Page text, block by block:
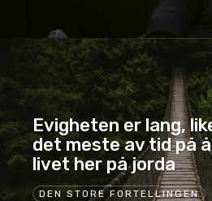
DEN STORE FORTELLINGEN
Evigheten er lang,
det meste av tid på
livet her på jorda